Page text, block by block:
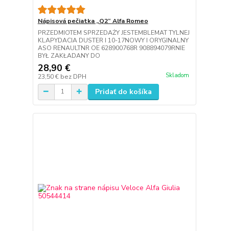
Nápisová pečiatka „Q2“ Alfa Romeo
PRZEDMIOTEM SPRZEDAŻY JESTEMBLEMAT TYLNEJ
KLAPYDACIA DUSTER I 10-17NOWY I ORYGINALNY
ASO RENAULTNR OE 628900768R 908894079RNIE
BYŁ ZAKŁADANY DO
28,90 €
23,50 € bez DPH Skladom
Pridať do košíka